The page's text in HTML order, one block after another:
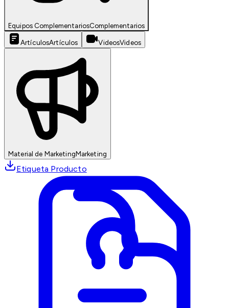
Equipos ComplementariosComplementarios
ArtículosArtículos VideosVideos
Material de MarketingMarketing
Etiqueta Producto